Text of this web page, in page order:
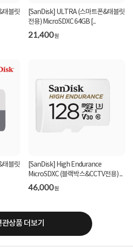
태블릿
[SanDisk] ULTRA (스마트폰&태블릿
전용) MicroSDXC 64GB [...
21,400원
태블릿
[SanDisk] High Endurance
MicroSDXC (블랙박스&CCTV전용) ...
46,000원
관상품 더보기